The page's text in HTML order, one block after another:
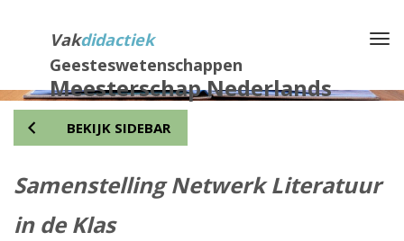
Vakdidactiek
Geesteswetenschappen
Meesterschap Nederlands
inhoud
BEKIJK SIDEBAR
Samenstelling Netwerk Literatuur
in de Klas